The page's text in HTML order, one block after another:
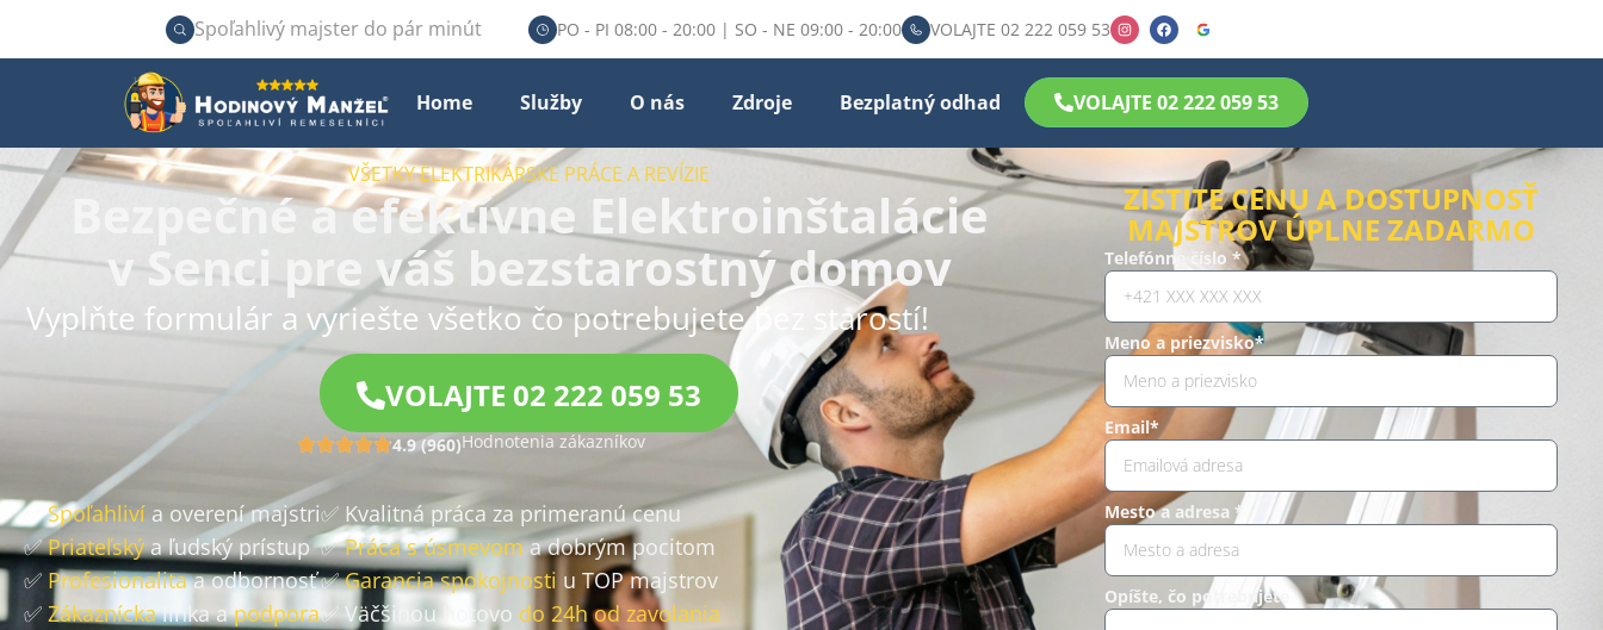
Spoľahlivý majster do pár minút PO - PI 08:00 - 20:00 | SO - NE 09:00 - 20:00 VOLAJTE 02 222 059 53
Home Služby O nás Zdroje Bezplatný odhad VOLAJTE 02 222 059 53
VŠETKY ELEKTRIKÁRSKE PRÁCE A REVÍZIE
Bezpečné a efektívne Elektroinštalácie
v Senci pre váš bezstarostný domov
Vyplňte formulár a vyriešte všetko čo potrebujete bez starostí!
VOLAJTE 02 222 059 53
4.9 (960)Hodnotenia zákazníkov
✅Spoľahliví a overení majstri
✅Priateľskýa ľudský prístup
✅ Profesionalitaa odbornosť
✅ Zákazníckalinka apodpora
✅ Kvalitná práca za primeranú cenu
✅Práca s úsmevoma dobrým pocitom
✅Garancia spokojnosti u TOP majstrov
✅ Väčšinou hotovo do 24h od zavolania
ZISTITE CENU A DOSTUPNOSŤ
MAJSTROV ÚPLNE ZADARMO
Telefónne číslo *
Meno a priezvisko*
Email*
Mesto a adresa *
Opíšte, čo potrebujete